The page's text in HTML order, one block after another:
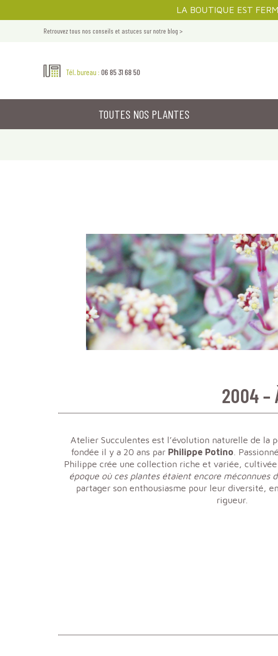
LA BOUTIQUE EST
Retrouvez tous nos conseils et astuces sur notre blog >
Tél. bureau : 06 85 31 68 50
TOUTES NOS PLANTES
2004 –
Atelier Succulentes est l’évolution naturelle de la
fondée il y a 20 ans par Philippe Potino.
Philippe crée une collection riche et variée,
époque où ces plantes étaient encore méconnues
partager son enthousiasme pour leur diversité,
rigueur.